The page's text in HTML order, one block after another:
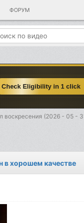
ФОРУМ
воскресения (2026 - 05 -
в хорошем качестве